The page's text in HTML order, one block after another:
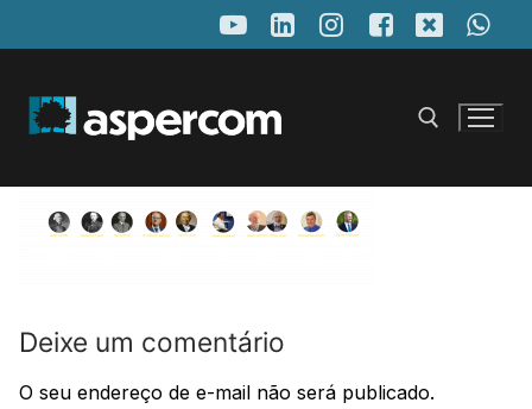
para
conteúdo
Deixe um comentário
O seu endereço de e-mail não será publicado.